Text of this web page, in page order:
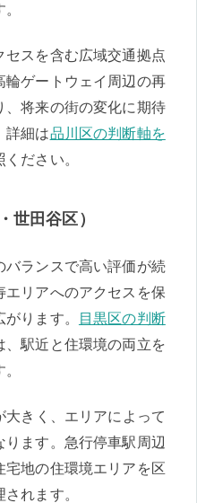
セスを含む広域交通拠点
輪ゲートウェイ周辺の再
、将来の街の変化に期待
詳細は品川区の判断軸を
ください。
世田谷区）
バランスで高い評価が続
エリアへのアクセスを保
ります。
目黒区の判断
、駅近と住環境の両立を
大きく、エリアによって
ます。急行停車駅周辺
地の住環境エリアを区
れます。